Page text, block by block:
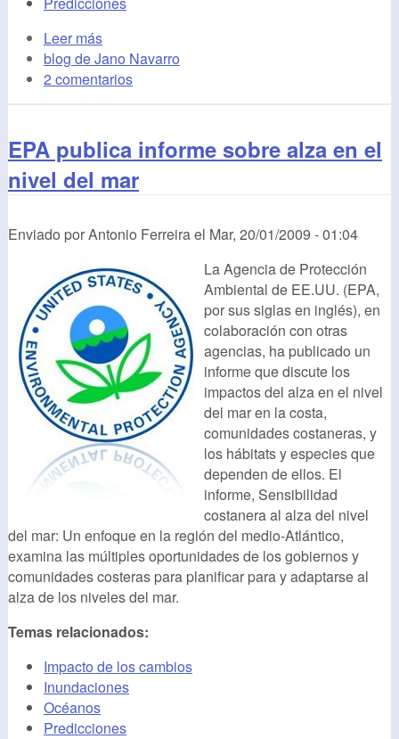
Leer más
blog de Jano Navarro
2 comentarios
EPA publica informe sobre alza en el
nivel del mar
Enviado porAntonio Ferreirael Mar, 20/01/2009 - 01:04
La Agencia de Protección
Ambiental de EE.UU. (EPA,
por sus siglas en inglés), en
colaboración con otras
agencias, ha publicado un
informe que discute los
impactos del alza en el nivel
del mar en la costa,
comunidades costaneras, y
los hábitats y especies que
dependen de ellos. El
informe, Sensibilidad
costanera al alza del nivel
del mar: Un enfoque en la región del medio-Atlántico,
examina las múltiples oportunidades de los gobiernos y
comunidades costeras para planificar para y adaptarse al
alza de los niveles del mar.
Temas relacionados:
Impacto de los cambios
Inundaciones
Océanos
Predicciones